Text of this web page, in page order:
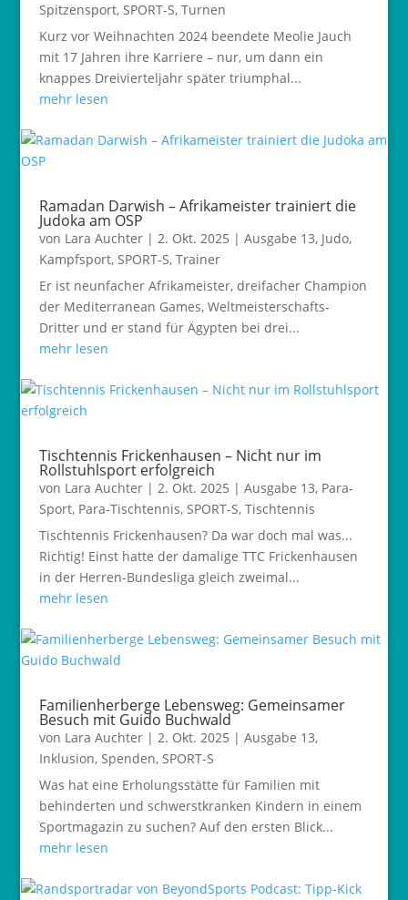
Spitzensport, SPORT-S, Turnen
Kurz vor Weihnachten 2024 beendete Meolie Jauch
mit 17 Jahren ihre Karriere – nur, um dann ein
knappes Dreivierteljahr später triumphal...
mehr lesen
Ramadan Darwish – Afrikameister trainiert die
Judoka am OSP
von Lara Auchter| 2. Okt. 2025 | Ausgabe 13, Judo,
Kampfsport, SPORT-S, Trainer
Er ist neunfacher Afrikameister, dreifacher Champion
der Mediterranean Games, Weltmeisterschafts-
Dritter und er stand für Ägypten bei drei...
mehr lesen
Tischtennis Frickenhausen – Nicht nur im
Rollstuhlsport erfolgreich
von Lara Auchter| 2. Okt. 2025 | Ausgabe 13, Para-
Sport, Para-Tischtennis, SPORT-S, Tischtennis
Tischtennis Frickenhausen? Da war doch mal was...
Richtig! Einst hatte der damalige TTC Frickenhausen
in der Herren-Bundesliga gleich zweimal...
mehr lesen
Familienherberge Lebensweg: Gemeinsamer
Besuch mit Guido Buchwald
von Lara Auchter| 2. Okt. 2025 | Ausgabe 13,
Inklusion, Spenden, SPORT-S
Was hat eine Erholungsstätte für Familien mit
behinderten und schwerstkranken Kindern in einem
Sportmagazin zu suchen? Auf den ersten Blick...
mehr lesen